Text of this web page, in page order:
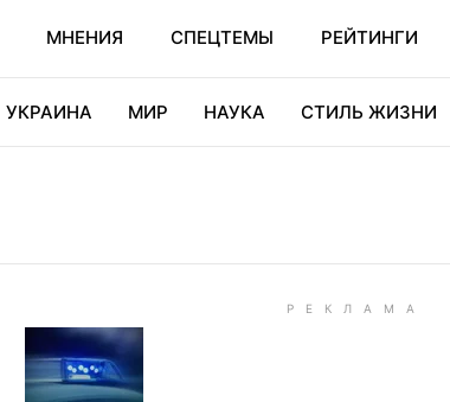
МНЕНИЯ СПЕЦТЕМЫ РЕЙТИНГИ
УКРАИНА МИР НАУКА СТИЛЬ ЖИЗНИ